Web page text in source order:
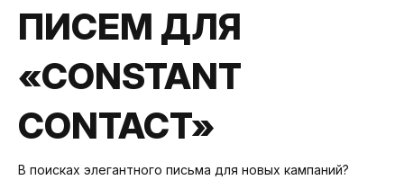
ПИСЕМ ДЛЯ
«CONSTANT
CONTACT»
В поисках элегантного письма для новых кампаний?